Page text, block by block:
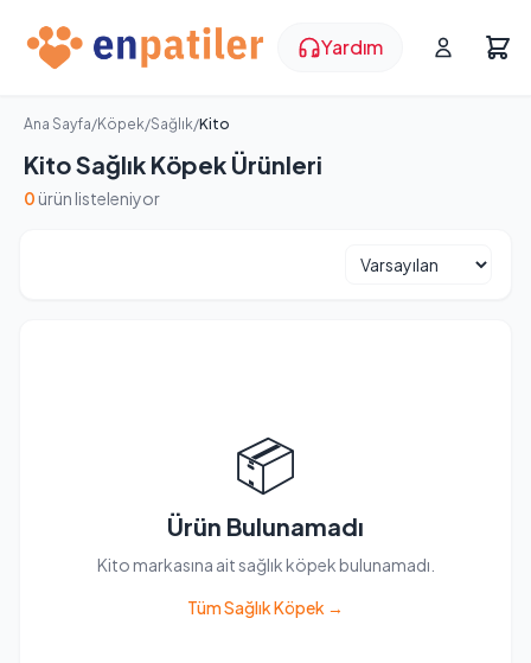
Yardım
Ana Sayfa/Köpek/Sağlık/Kito
Kito Sağlık Köpek Ürünleri
0 ürün listeleniyor
📦
Ürün Bulunamadı
Kito markasına ait sağlık köpek bulunamadı.
Tüm Sağlık Köpek →